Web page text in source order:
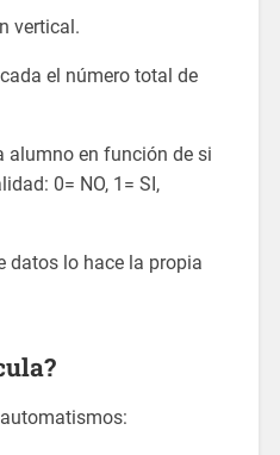
vertical.
el número total de
alumno en función de si
0= NO, 1= SI,
datos lo hace la propia